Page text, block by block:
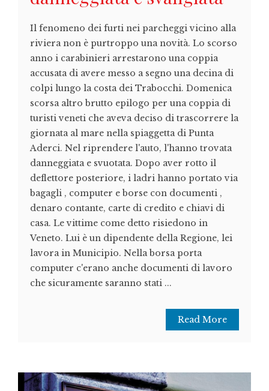
Il fenomeno dei furti nei parcheggi vicino alla
riviera non è purtroppo una novità. Lo scorso
anno i carabinieri arrestarono una coppia
accusata di avere messo a segno una decina di
colpi lungo la costa dei Trabocchi. Domenica
scorsa altro brutto epilogo per una coppia di
turisti veneti che aveva deciso di trascorrere la
giornata al mare nella spiaggetta di Punta
Aderci. Nel riprendere l'auto, l'hanno trovata
danneggiata e svuotata. Dopo aver rotto il
deflettore posteriore, i ladri hanno portato via
bagagli , computer e borse con documenti ,
denaro contante, carte di credito e chiavi di
casa. Le vittime come detto risiedono in
Veneto. Lui è un dipendente della Regione, lei
lavora in Municipio. Nella borsa porta
computer c'erano anche documenti di lavoro
che sicuramente saranno stati ...
Read More